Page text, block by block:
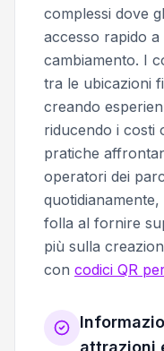
complessi dove
accesso rapido
cambiamento. I
tra le ubicazioni
creando
riducendo i costi
pratiche
operatori dei
folla al fornire
più sulla
con codici QR
attrazioni